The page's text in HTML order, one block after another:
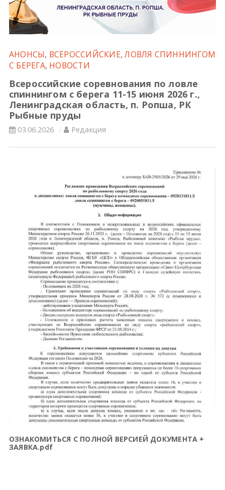
АНОНСЫ, ВСЕРОССИЙСКИЕ,ЛОВЛЯ СПИННИНГОМ
С БЕРЕГА, НОВОСТИ
Всероссийские соревнования по ловле
спиннингом с берега 11-15 июня 2026 г.,
Ленинградская область, п. Ропша, РК
Рыбные пруды
03.06.2026 Редакция
ОЗНАКОМИТЬСЯ С ПОЛНОЙ ВЕРСИЕЙ ДОКУМЕНТА +
ЗАЯВКА.pdf
Всероссийские правила